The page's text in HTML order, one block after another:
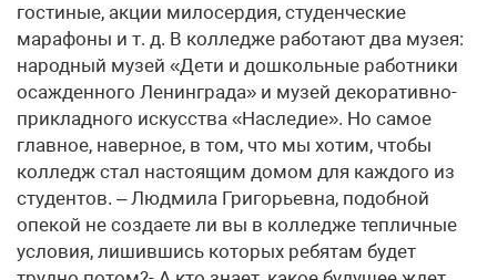
гостиные, акции милосердия, студенческие
марафоны и т. д. В колледже работают два музея:
народный музей «Дети и дошкольные работники
осажденного Ленинграда» и музей декоративно-
прикладного искусства «Наследие». Но самое
главное, наверное, в том, что мы хотим, чтобы
колледж стал настоящим домом для каждого из
студентов. – Людмила Григорьевна, подобной
опекой не создаете ли вы в колледже тепличные
условия, лишившись которых ребятам будет